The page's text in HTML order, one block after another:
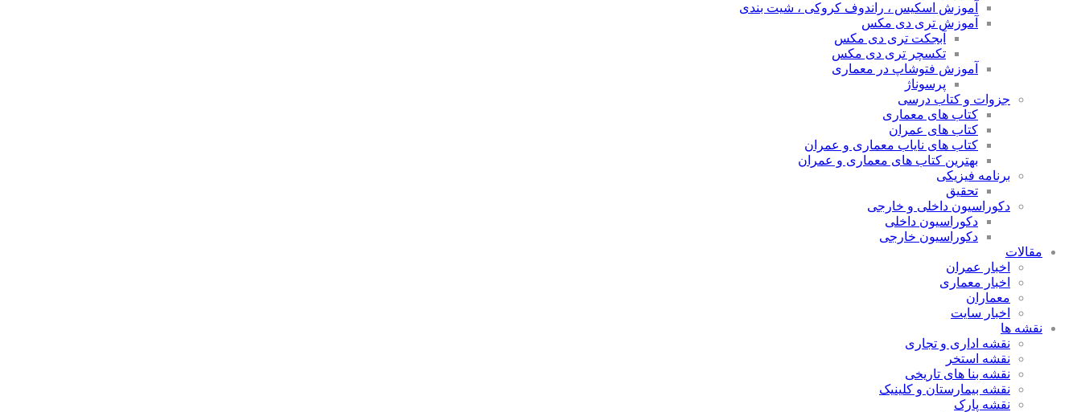
آموزش اسکیس ، راندوف کروکی ، شیت بندی
آموزش تری دی مکس
آبجکت تری دی مکس
تکسچر تری دی مکس
آموزش فتوشاپ در معماری
پرسوناژ
جزوات و کتاب درسی
کتاب های معماری
کتاب های عمران
کتاب های نایاب معماری و عمران
بهترین کتاب های معماری و عمران
برنامه فیزیکی
تحقیق
دکوراسیون داخلی و خارجی
دکوراسیون داخلی
دکوراسیون خارجی
مقالات
اخبار عمران
اخبار معماری
معماران
اخبار سایت
نقشه ها
نقشه اداری و تجاری
نقشه استخر
نقشه بنا های تاریخی
نقشه بیمارستان و کلینیک
نقشه پارک